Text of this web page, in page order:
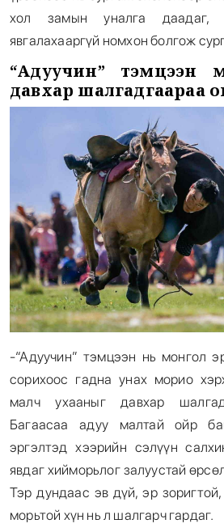
хол замын уналга даадаг,
явгалахааргүй номхон болгож
“Адуучин” тэмцээн
давхар шалгадгаараа
-“Адуучин” тэмцээн нь монгол
сорихоос гадна унах морио
малч ухааныг давхар
Багаасаа адуу малтай ойр
эргэлтэд хээрийн сэлүүн
явдаг хийморьлог залуустай
Тэр дундаас эв дүй, эр
морьтой хүн нь л шалгарч гардаг.